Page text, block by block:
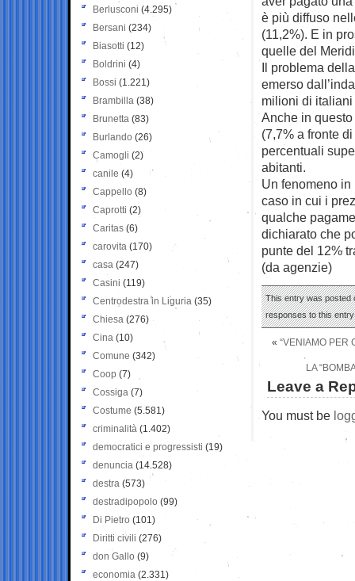
è più diffuso
(11,2%). E in
quelle del
Il problema
emerso
milioni di
Anche in
(7,7% a fronte
percentuali
abitanti.
Un fenomeno
caso in cui i
qualche
dichiarato che
punte del 12%
(da agenzie)
This entry was posted
responses to this
« “VENIAMO PER
LA
Leave a
You must be
Berlusconi (4.295)
Bersani (234)
Biasotti (12)
Boldrini (4)
Bossi (1.221)
Brambilla (38)
Brunetta (83)
Burlando (26)
Camogli (2)
canile (4)
Cappello (8)
Caprotti (2)
Caritas (6)
carovita (170)
casa (247)
Casini (119)
Centrodestra in Liguria (35)
Chiesa (276)
Cina (10)
Comune (342)
Coop (7)
Cossiga (7)
Costume (5.581)
criminalità (1.402)
democratici e progressisti (19)
denuncia (14.528)
destra (573)
destradipopolo (99)
Di Pietro (101)
Diritti civili (276)
don Gallo (9)
economia (2.331)